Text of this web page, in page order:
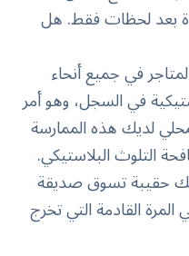
بعد لحظات فقط. هل
في جميع أنحاء
في السجل، وهو أمر
لديك هذه الممارسة
التلوث البلاستيكي.
حقيبة تسوق صديقة
المرة القادمة التي تخرج